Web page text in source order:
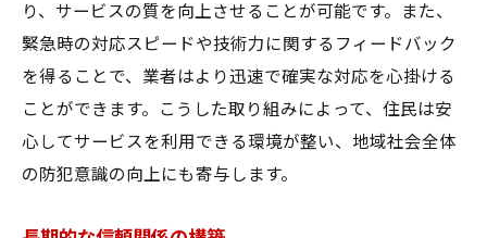
り、サービスの質を向上させることが可能です。また、
緊急時の対応スピードや技術力に関するフィードバック
を得ることで、業者はより迅速で確実な対応を心掛ける
ことができます。こうした取り組みによって、住民は安
心してサービスを利用できる環境が整い、地域社会全体
の防犯意識の向上にも寄与します。